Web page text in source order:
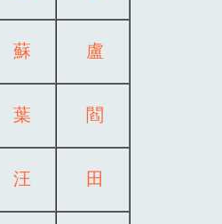
蘇 盧
葉 閻
汪 田